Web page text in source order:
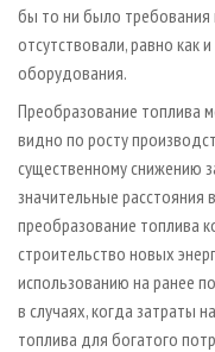
бы то ни было
отсутствовали, равно как
оборудования.
Преобразование топлива
видно по росту
существенному снижению
значительные расстояния
преобразование топлива
строительство новых
использованию на ранее
в случаях, когда затраты
топлива для богатого